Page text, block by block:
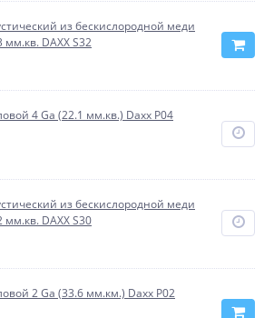
из бескислородной меди
мм.кв. DAXX S32
4 Ga (22.1 мм.кв.) Daxx P04
из бескислородной меди
мм.кв. DAXX S30
2 Ga (33.6 мм.км.) Daxx P02